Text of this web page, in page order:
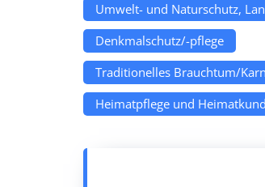
Umwelt- und Naturschutz,
Denkmalschutz/-pflege
Traditionelles Brauchtum/
Heimatpflege und